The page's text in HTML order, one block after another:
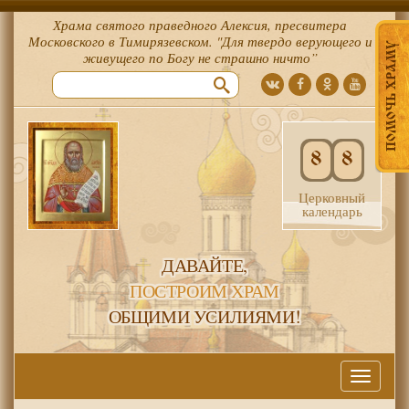
ПОМОЧЬ ХРАМУ
Храма святого праведного Алексия, пресвитера
Московского в Тимирязевском. "Для твердо верующего и
живущего по Богу не страшно ничто”
8 8
Церковный
календарь
ДАВАЙТЕ,
ПОСТРОИМ ХРАМ
ОБЩИМИ УСИЛИЯМИ!
Меню